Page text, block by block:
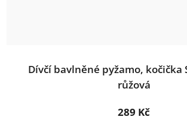
Dívčí bavlněné pyžamo, kočička
růžová
289 Kč